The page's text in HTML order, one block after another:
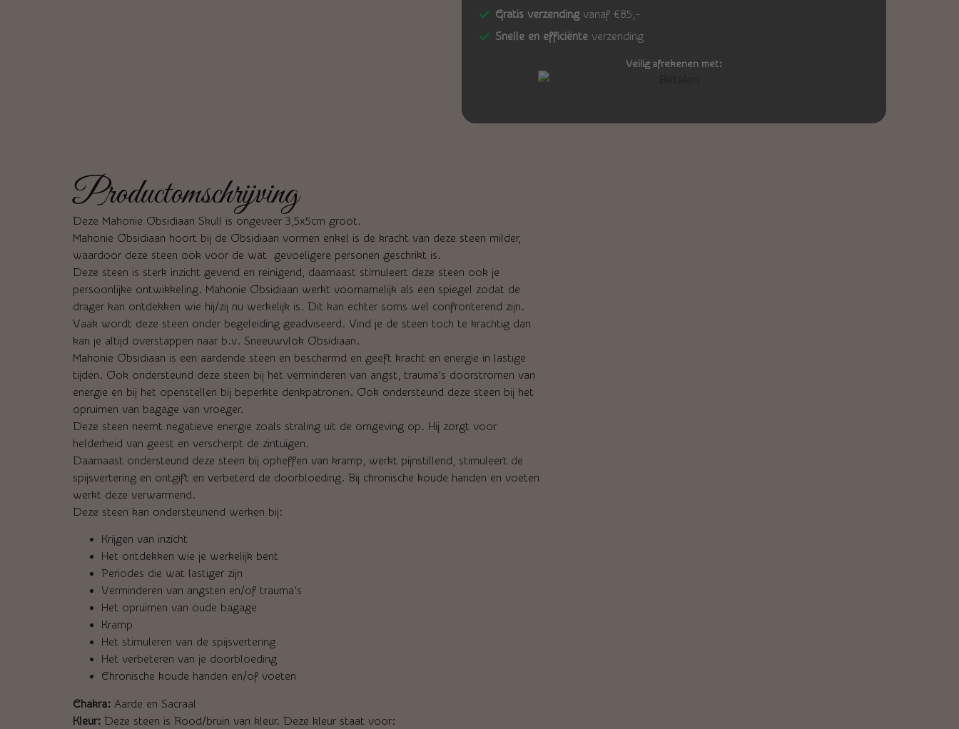
Gratis verzending vanaf €85,-
Snelle en efficiënte verzending
Veilig afrekenen met:
Productomschrijving
Deze Mahonie Obsidiaan Skull is ongeveer 3,5x5cm groot.
Mahonie Obsidiaan hoort bij de Obsidiaan vormen enkel is de kracht van deze steen milder,
waardoor deze steen ook voor de wat gevoeligere personen geschrikt is.
Deze steen is sterk inzicht gevend en reinigend, daarnaast stimuleert deze steen ook je
persoonlijke ontwikkeling. Mahonie Obsidiaan werkt voornamelijk als een spiegel zodat de
drager kan ontdekken wie hij/zij nu werkelijk is. Dit kan echter soms wel confronterend zijn.
Vaak wordt deze steen onder begeleiding geadviseerd. Vind je de steen toch te krachtig dan
kan je altijd overstappen naar b.v. Sneeuwvlok Obsidiaan.
Mahonie Obsidiaan is een aardende steen en beschermd en geeft kracht en energie in lastige
tijden. Ook ondersteund deze steen bij het verminderen van angst, trauma’s doorstromen van
energie en bij het openstellen bij beperkte denkpatronen. Ook ondersteund deze steen bij het
opruimen van bagage van vroeger.
Deze steen neemt negatieve energie zoals straling uit de omgeving op. Hij zorgt voor
helderheid van geest en verscherpt de zintuigen.
Daarnaast ondersteund deze steen bij opheffen van kramp, werkt pijnstillend, stimuleert de
spijsvertering en ontgift en verbeterd de doorbloeding. Bij chronische koude handen en voeten
werkt deze verwarmend.
Deze steen kan ondersteunend werken bij:
Krijgen van inzicht
Het ontdekken wie je werkelijk bent
Periodes die wat lastiger zijn
Verminderen van angsten en/of trauma’s
Het opruimen van oude bagage
Kramp
Het stimuleren van de spijsvertering
Het verbeteren van je doorbloeding
Chronische koude handen en/of voeten
Chakra: Aarde en Sacraal
Kleur: Deze steen is Rood/bruin van kleur. Deze kleur staat voor: